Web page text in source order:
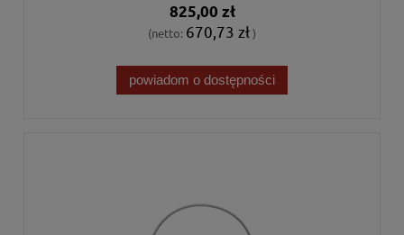
825,00 zł
(netto: 670,73 zł)
powiadom o dostępności